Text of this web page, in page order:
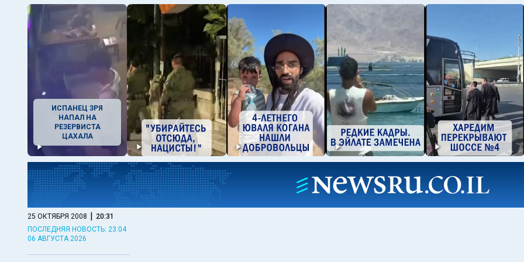
ИСПАНЕЦ ЗРЯ
НАПАЛ НА
РЕЗЕРВИСТА
ЦАХАЛА
25 ОКТЯБРЯ 2008 | 20:31
ПОСЛЕДНЯЯ НОВОСТЬ: 23:04
06 АВГУСТА 2026